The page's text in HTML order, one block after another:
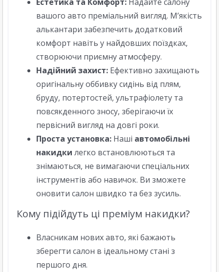
вашого авто преміальний вигляд. М’якість
алькантари забезпечить додатковий
комфорт навіть у найдовших поїздках,
створюючи приємну атмосферу.
Надійний захист:Ефективно захищають
оригінальну оббивку сидінь від плям,
бруду, потертостей, ультрафіолету та
повсякденного зносу, зберігаючи їх
первісний вигляд на довгі роки.
Проста установка:Наші автомобільні
накидки легко встановлюються та
знімаються, не вимагаючи спеціальних
інструментів або навичок. Ви зможете
оновити салон швидко та без зусиль.
Кому підійдуть ці преміум накидки?
Власникам нових авто, які бажають
зберегти салон в ідеальному стані з
першого дня.